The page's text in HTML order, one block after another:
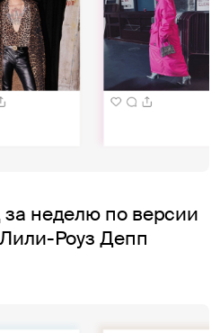
неделю по версии
Роуз Депп